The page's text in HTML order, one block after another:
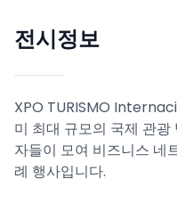
전시정보
XPO TURISMO
미 최대 규모의 국제 관
자들이 모여 비즈니스 네
례 행사입니다.